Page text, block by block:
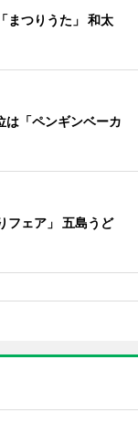
まつりうた」 和太
は「ペンギンベーカ
フェア」 五島うど